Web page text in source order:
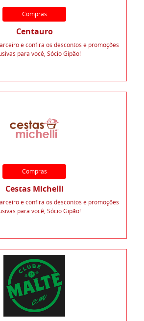
Compras
Centauro
e confira os descontos e promoções
para você, Sócio Gipão!
Compras
Cestas Michelli
e confira os descontos e promoções
para você, Sócio Gipão!